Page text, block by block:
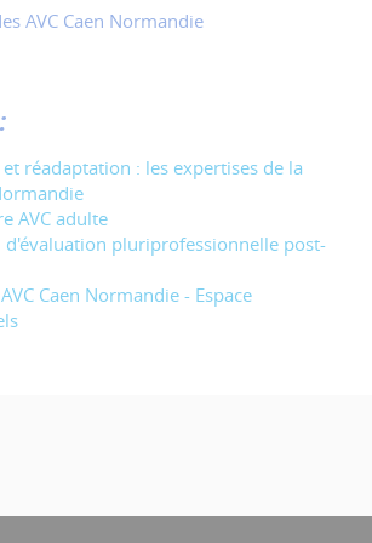
AVC Caen Normandie
réadaptation : les expertises de la
AVC adulte
d'évaluation pluriprofessionnelle post-
Caen Normandie - Espace